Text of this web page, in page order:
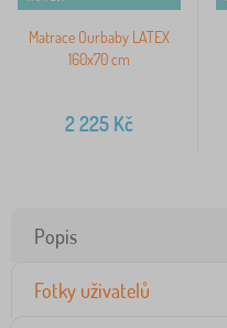
Matrace Ourbaby LATEX
160x70 cm
2 225 Kč
Popis
Fotky uživatelů